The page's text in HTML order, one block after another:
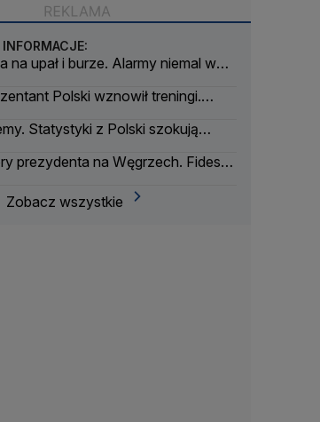
na upał i burze. Alarmy niemal w
Polski wznowił treningi.
Statystyki z Polski szokują
prezydenta na Węgrzech. Fidesz
Zobacz wszystkie